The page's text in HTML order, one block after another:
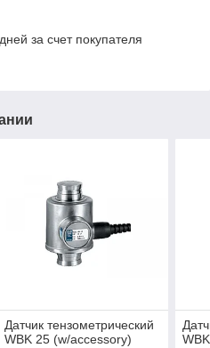
за счет покупателя
Датчик тензометрический
WBK 25 (w/accessory)